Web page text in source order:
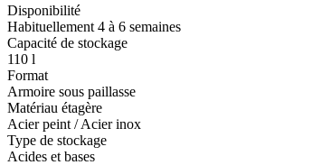
Disponibilité
Habituellement 4 à 6 semaines
Capacité de stockage
110 l
Format
Armoire sous paillasse
Matériau étagère
Acier peint / Acier inox
Type de stockage
Acides et bases